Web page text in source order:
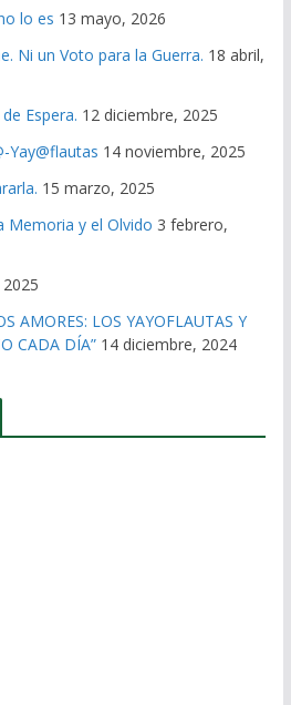
lo es 13 mayo, 2026
Ni un Voto para la Guerra. 18 abril,
Espera. 12 diciembre, 2025
Yay@flautas 14 noviembre, 2025
15 marzo, 2025
Memoria y el Olvido 3 febrero,
AMORES: LOS YAYOFLAUTAS Y
CADA DÍA” 14 diciembre, 2024